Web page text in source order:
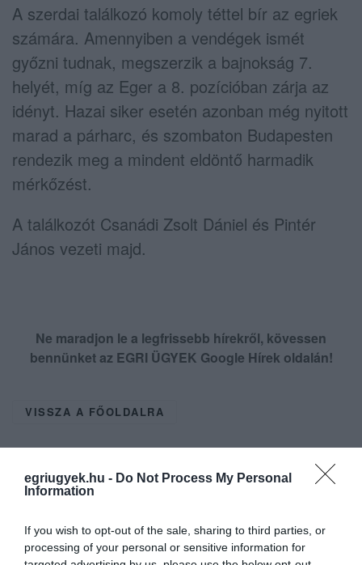
egriugyek.hu - Do Not Process My Personal
Information
If you wish to opt-out of the sale, sharing to third parties, or
processing of your personal or sensitive information for
A szerdai találkozó komoly téttel bír az egriek
számára. Amennyiben a vendégek ismét
győzni tudnak, megszerzik a bajnokság 7.
helyét, míg az Eger a 8. pozícióban zárja az
idényt. Hazai siker esetén azonban még nyitott
marad a párharc, és szombaton Budapesten
rendezik meg a mindent eldöntő harmadik
mérkőzést.
A találkozót Csanádi Zsolt Dániel és Pintér
János vezeti majd.
Ne maradjon le a legfrissebb hírekről, kövessen
bennünket az EGRI ÜGYEK Google Hírek oldalán!
VISSZA A FŐOLDALRA
Legfrissebb híreink